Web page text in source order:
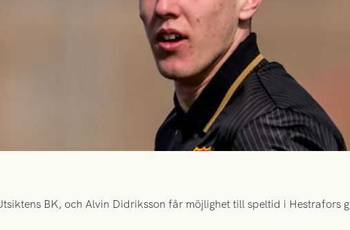
BK, och Alvin Didriksson får möjlighet till speltid i Hestrafors